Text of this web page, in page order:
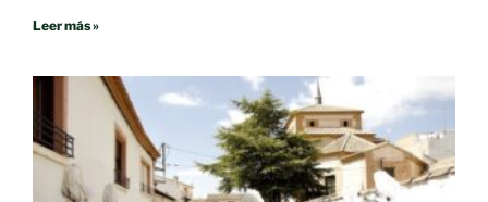
Leer más »